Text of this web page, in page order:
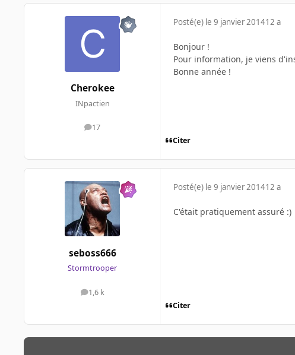
Cherokee
INpactien
17
messages
Posté(e) le 9 janvier 201412 a
Bonjour !
Pour information, je viens
Bonne année !
Citer
seboss666
Stormtrooper
1,6 k
messages
Posté(e) le 9 janvier 201412 a
C'était pratiquement assuré :)
Citer